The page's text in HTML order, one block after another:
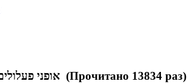
Тема: Дитё требует BMX - אופני פעלולים (Прочитано 13834 раз)